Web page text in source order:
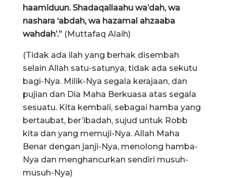
haamiduun. Shadaqallaahu wa’dah, wa
nashara ‘abdah, wa hazamal ahzaaba
wahdah’.” (Muttafaq Alaih)
(Tidak ada ilah yang berhak disembah
selain Allah satu-satunya, tidak ada sekutu
bagi-Nya. Milik-Nya segala kerajaan, dan
pujian dan Dia Maha Berkuasa atas segala
sesuatu. Kita kembali, sebagai hamba yang
bertaubat, ber’ibadah, sujud untuk Robb
kita dan yang memuji-Nya. Allah Maha
Benar dengan janji-Nya, menolong hamba-
Nya dan menghancurkan sendiri musuh-
musuh-Nya)